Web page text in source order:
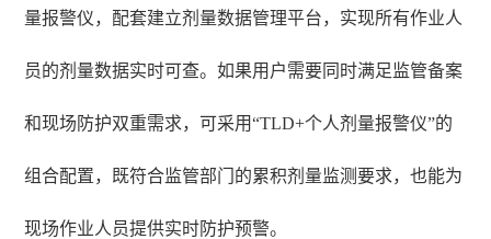
量报警仪，配套建立剂量数据管理平台，实现所有作业人
员的剂量数据实时可查。如果用户需要同时满足监管备案
和现场防护双重需求，可采用“TLD+个人剂量报警仪”的
组合配置，既符合监管部门的累积剂量监测要求，也能为
现场作业人员提供实时防护预警。